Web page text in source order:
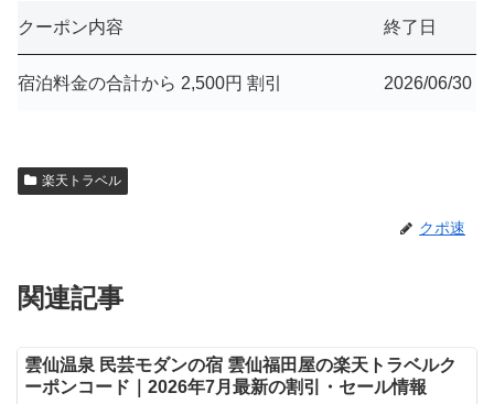
クーポン内容 終了日
宿泊料金の合計から 2,500円 割引 2026/06/30
楽天トラベル
クポ速
関連記事
雲仙温泉 民芸モダンの宿 雲仙福田屋の楽天トラベルク
ーポンコード｜2026年7月最新の割引・セール情報